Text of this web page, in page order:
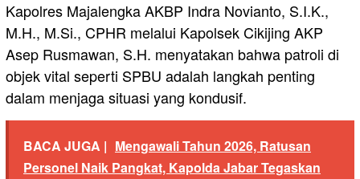
Kapolres Majalengka AKBP Indra Novianto, S.I.K.,
M.H., M.Si., CPHR melalui Kapolsek Cikijing AKP
Asep Rusmawan, S.H. menyatakan bahwa patroli di
objek vital seperti SPBU adalah langkah penting
dalam menjaga situasi yang kondusif.
BACA JUGA | Mengawali Tahun 2026, Ratusan
Personel Naik Pangkat, Kapolda Jabar Tegaskan